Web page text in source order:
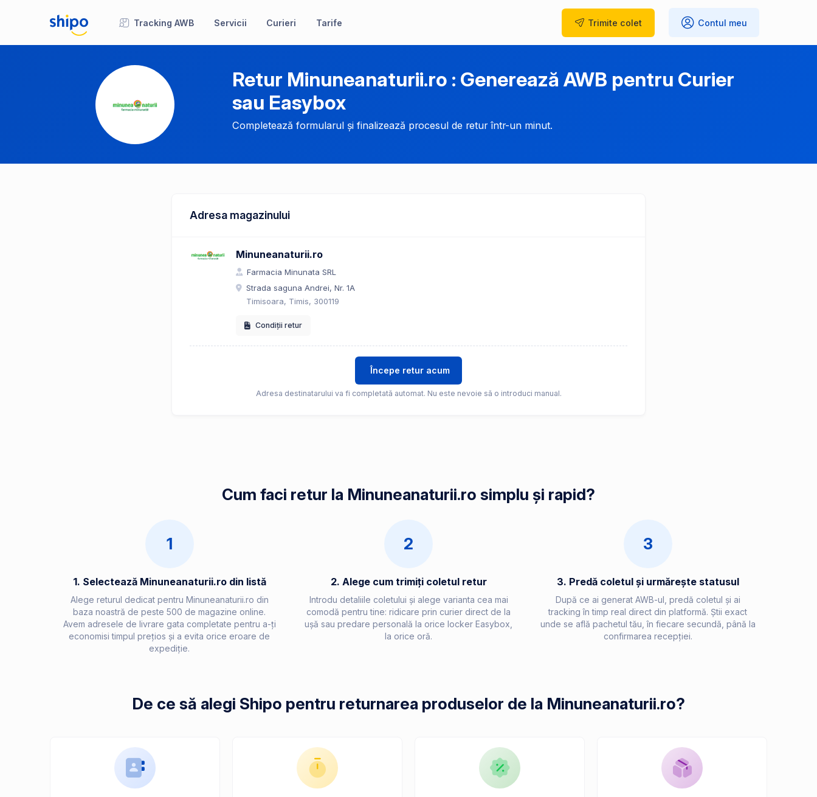
Tracking AWB Servicii Curieri Tarife Trimite colet Contul meu
Retur Minuneanaturii.ro : Generează AWB pentru Curier
sau Easybox
Completează formularul și finalizează procesul de retur într-un minut.
Adresa magazinului
Minuneanaturii.ro
Farmacia Minunata SRL
Strada saguna Andrei, Nr. 1A
Timisoara, Timis, 300119
Condiții retur
Începe retur acum
Adresa destinatarului va fi completată automat. Nu este nevoie să o introduci manual.
Cum faci retur la Minuneanaturii.ro simplu și rapid?
1
1. Selectează Minuneanaturii.ro din listă
Alege returul dedicat pentru Minuneanaturii.ro din
baza noastră de peste 500 de magazine online.
Avem adresele de livrare gata completate pentru a-ți
economisi timpul prețios și a evita orice eroare de
expediție.
2
2. Alege cum trimiți coletul retur
Introdu detaliile coletului și alege varianta cea mai
comodă pentru tine: ridicare prin curier direct de la
ușă sau predare personală la orice locker Easybox,
la orice oră.
3
3. Predă coletul și urmărește statusul
După ce ai generat AWB-ul, predă coletul și ai
tracking în timp real direct din platformă. Știi exact
unde se află pachetul tău, în fiecare secundă, până la
confirmarea recepției.
De ce să alegi Shipo pentru returnarea produselor de la Minuneanaturii.ro?